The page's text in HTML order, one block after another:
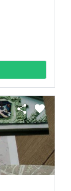
share favorite